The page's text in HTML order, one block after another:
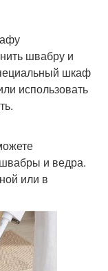
швабру и
шкаф
использовать
и ведра.
или в